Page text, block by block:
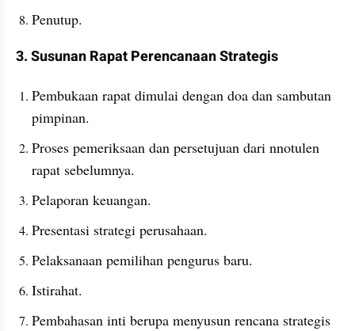
Penutup.
3. Susunan Rapat Perencanaan Strategis
Pembukaan rapat dimulai dengan doa dan sambutan
pimpinan.
Proses pemeriksaan dan persetujuan dari nnotulen
rapat sebelumnya.
Pelaporan keuangan.
Presentasi strategi perusahaan.
Pelaksanaan pemilihan pengurus baru.
Istirahat.
Pembahasan inti berupa menyusun rencana strategis